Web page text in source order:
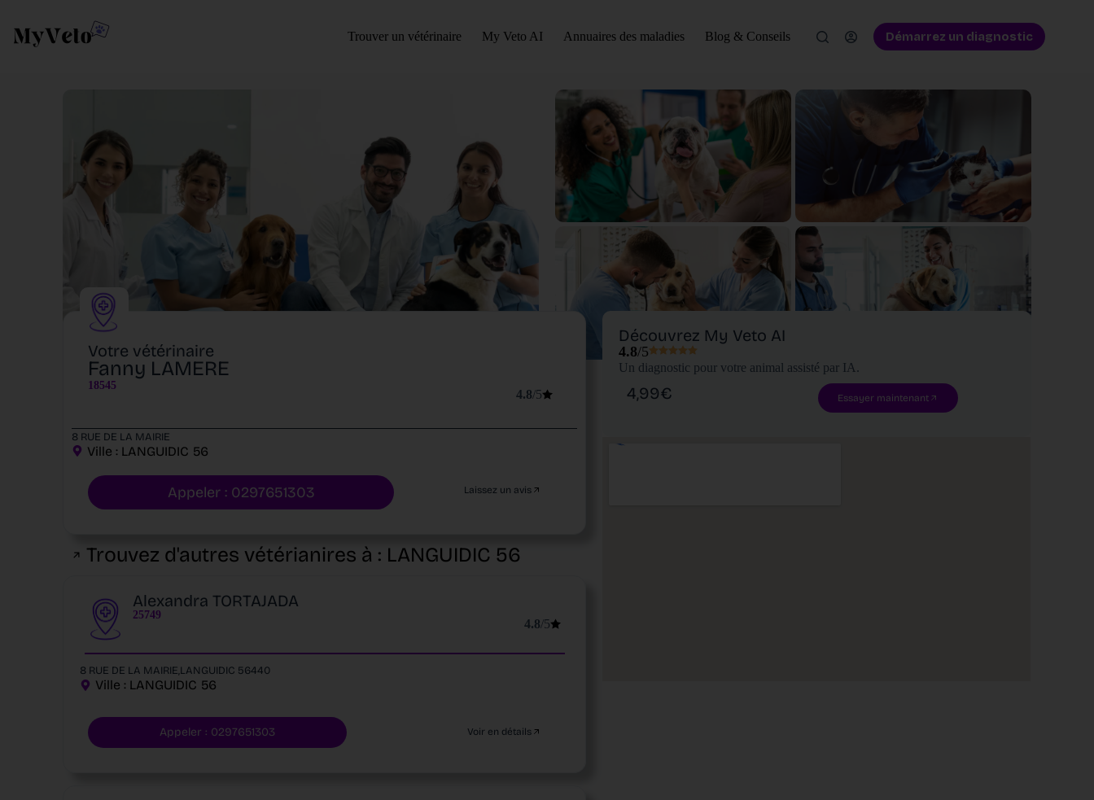
Trouver un vétérinaire My Veto AI Annuaires des maladies Blog & Conseils Démarrez un diagnostic
Votre vétérinaire
Fanny LAMERE
18545
4.8/5
8 RUE DE LA MAIRIE
Ville : LANGUIDIC 56
Appeler : 0297651303 Laissez un avis
Trouvez d'autres vétérianires à : LANGUIDIC 56
Alexandra TORTAJADA
25749
4.8/5
8 RUE DE LA MAIRIE,LANGUIDIC 56440
Ville : LANGUIDIC 56
Appeler : 0297651303 Voir en détails
Découvrez My Veto AI
4.8/5
Un diagnostic pour votre animal assisté par IA.
4,99€ Essayer maintenant